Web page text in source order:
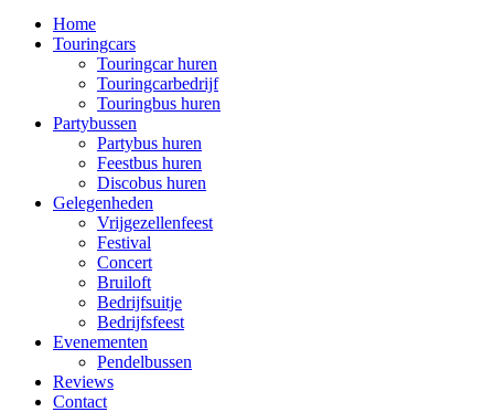
Home
Touringcars
Touringcar huren
Touringcarbedrijf
Touringbus huren
Partybussen
Partybus huren
Feestbus huren
Discobus huren
Gelegenheden
Vrijgezellenfeest
Festival
Concert
Bruiloft
Bedrijfsuitje
Bedrijfsfeest
Evenementen
Pendelbussen
Reviews
Contact